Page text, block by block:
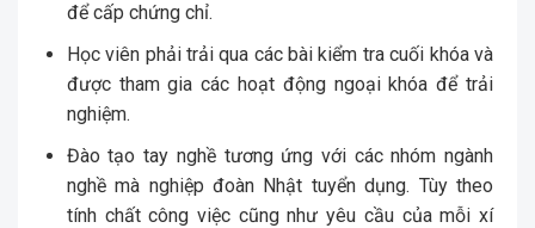
để cấp chứng chỉ.
Học viên phải trải qua các bài kiểm tra cuối khóa và
được tham gia các hoạt động ngoại khóa để trải
nghiệm.
Đào tạo tay nghề tương ứng với các nhóm ngành
nghề mà nghiệp đoàn Nhật tuyển dụng. Tùy theo
tính chất công việc cũng như yêu cầu của mỗi xí